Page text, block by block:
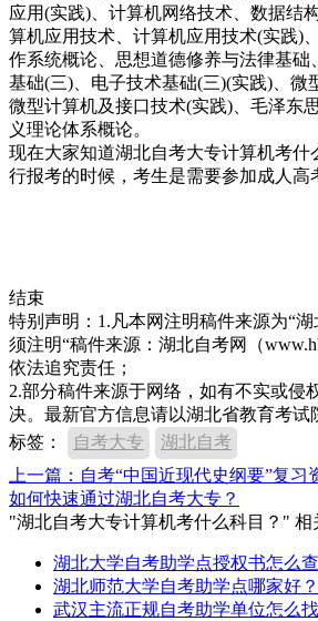
应用(实践)、计算机网络技术、数据结
算机应用技术、计算机应用技术(实践)
作系统概论、思想道德修养与法律基础
基础(三)、电子技术基础(三)(实践)、微
微型计算机及接口技术(实践)、毛泽东
义理论体系概论。
现在大家知道湖北自考大专计算机考什
行报考的时候，考生是需要参加成人高
结束
特别声明：1.凡本网注明稿件来源为“
须注明“稿件来源：湖北自考网（
依法追究责任；
2.部分稿件来源于网络，如有不实或侵
决。最新官方信息请以湖北省教育考试
标签：
自考大专
湖北自考
上一篇：自考“中国近现代史纲要”复习
如何快速通过湖北自考大专？
"湖北自考大专计算机考什么科目？" 相
湖北大学自考助学点授权书怎么
湖北师范大学自考助学点哪家好？
武汉主流正规自考助学单位怎么